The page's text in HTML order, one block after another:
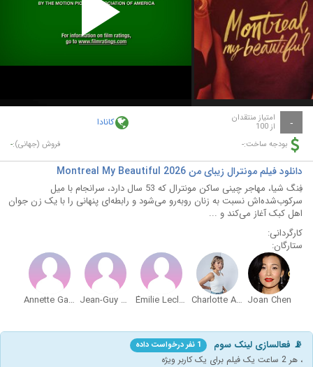
Play
Video
- امتیاز منتقدان
از 100 کانادا
بودجه ساخت:- فروش (جهانی):-
دانلود فیلم مونترال زیبای من Montreal My Beautiful 2026
فِنگ شیا، مهاجر چینی ساکن مونترال که 53 سال دارد، سرانجام با میل
سرکوب‌شده‌اش نسبت به زنان روبه‌رو می‌شود و رابطه‌ای پنهانی را با یک زن جوان
اهل کبک آغاز می‌کند و ...
کارگردانی:
ستارگان:
Joan Chen
Charlotte Aubin
Émilie Leclerc Côté
Jean-Guy Bouchard
Annette Garant
📡 فعالسازی لینک سوم 1 نفر درخواست داده
، هر 2 ساعت یک فیلم برای یک کاربر ویژه